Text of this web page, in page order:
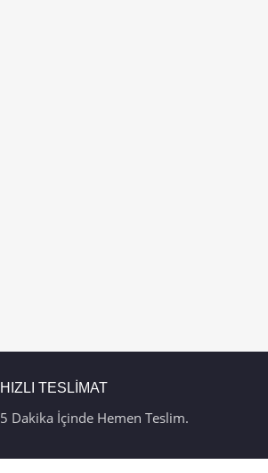
HIZLI TESLİMAT
5 Dakika İçinde Hemen Teslim.